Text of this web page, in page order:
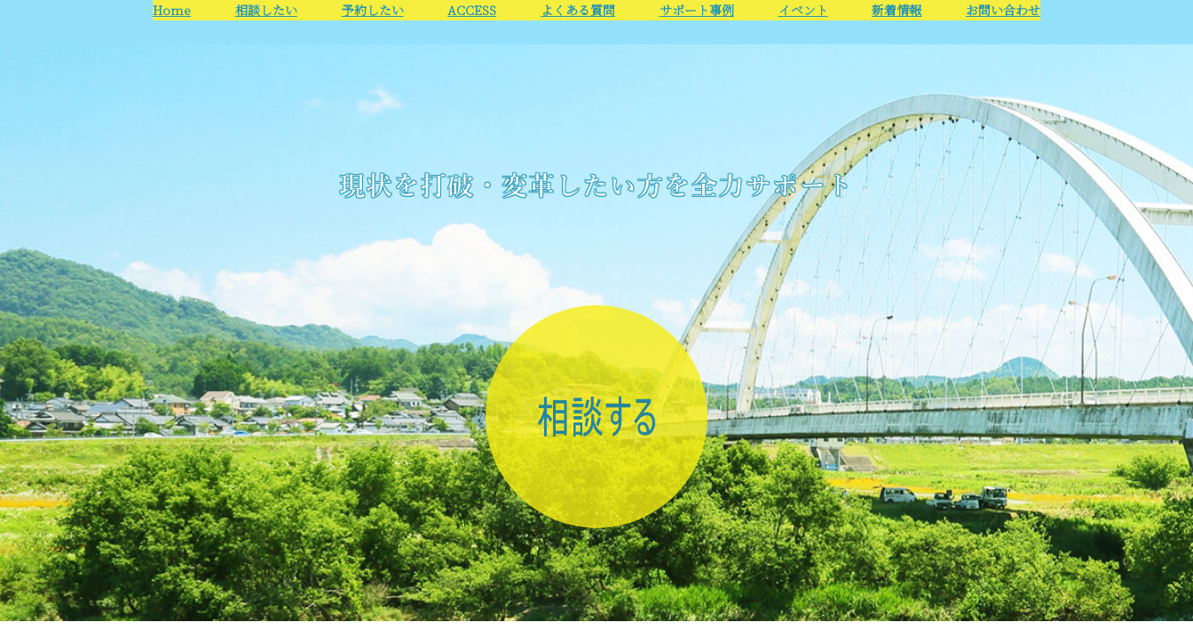
Home 相談したい 予約したい ACCESS よくある質問 サポート事例 イベント 新着情報 お問い合わせ